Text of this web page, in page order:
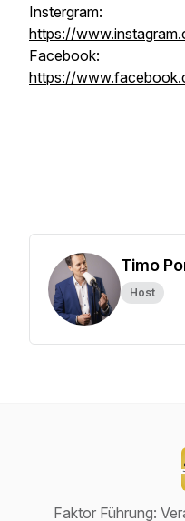
Instergram:
https://
Facebook:
https://
Timo
Host
Faktor Führung: